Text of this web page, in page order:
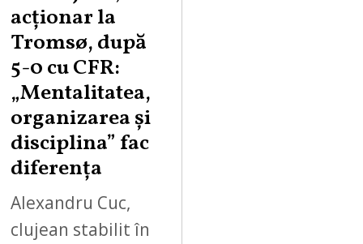
acționar la
Tromsø, după
5-0 cu CFR:
„Mentalitatea,
organizarea și
disciplina” fac
diferența
Alexandru Cuc,
clujean stabilit în